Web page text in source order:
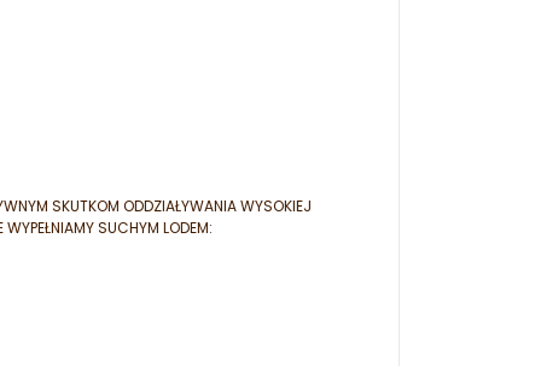
SKUTKOM ODDZIAŁYWANIA WYSOKIEJ
SUCHYM LODEM: